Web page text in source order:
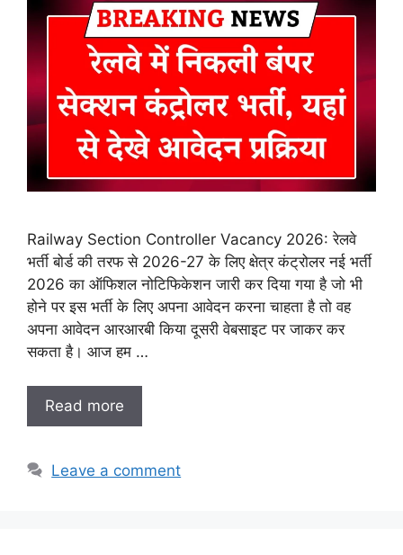
Railway Section Controller Vacancy 2026: रेलवे
भर्ती बोर्ड की तरफ से 2026-27 के लिए क्षेत्र कंट्रोलर नई भर्ती
2026 का ऑफिशल नोटिफिकेशन जारी कर दिया गया है जो भी
होने पर इस भर्ती के लिए अपना आवेदन करना चाहता है तो वह
अपना आवेदन आरआरबी किया दूसरी वेबसाइट पर जाकर कर
सकता है। आज हम …
Read more
Leave a comment